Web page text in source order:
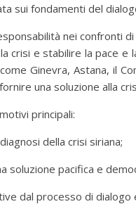
sui fondamenti del
nei
crisi e stabilire la pace
Ginevra, Astana, il
una soluzione alla
principali:
della crisi siriana;
soluzione pacifica e
dal processo di